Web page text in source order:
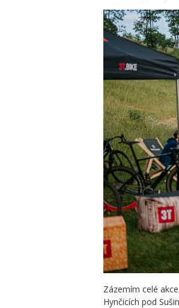
Zázemím celé
Hynčicích pod